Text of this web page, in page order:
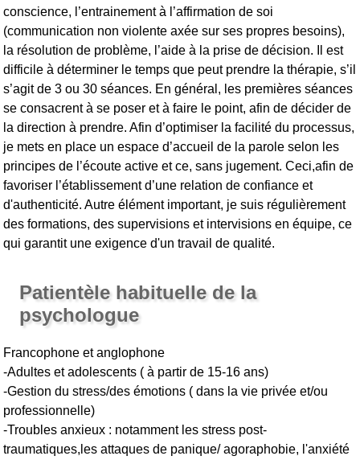
conscience, l’entrainement à l’affirmation de soi
(communication non violente axée sur ses propres besoins),
la résolution de problème, l’aide à la prise de décision. Il est
difficile à déterminer le temps que peut prendre la thérapie, s’il
s’agit de 3 ou 30 séances. En général, les premières séances
se consacrent à se poser et à faire le point, afin de décider de
la direction à prendre. Afin d’optimiser la facilité du processus,
je mets en place un espace d’accueil de la parole selon les
principes de l’écoute active et ce, sans jugement. Ceci,afin de
favoriser l’établissement d’une relation de confiance et
d'authenticité. Autre élément important, je suis régulièrement
des formations, des supervisions et intervisions en équipe, ce
qui garantit une exigence d'un travail de qualité.
Patientèle habituelle de la
psychologue
Francophone et anglophone
-Adultes et adolescents ( à partir de 15-16 ans)
-Gestion du stress/des émotions ( dans la vie privée et/ou
professionnelle)
-Troubles anxieux : notamment les stress post-
traumatiques,les attaques de panique/ agoraphobie, l'anxiété